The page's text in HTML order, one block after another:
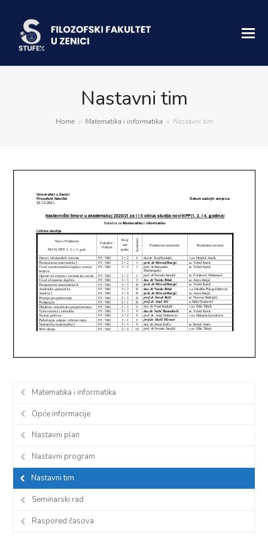
Nastavni tim
Home » Matematika i informatika » Nastavni tim
Matematika i informatika
Opće informacije
Nastavni plan
Nastavni program
Nastavni tim
Seminarski rad
Raspored časova